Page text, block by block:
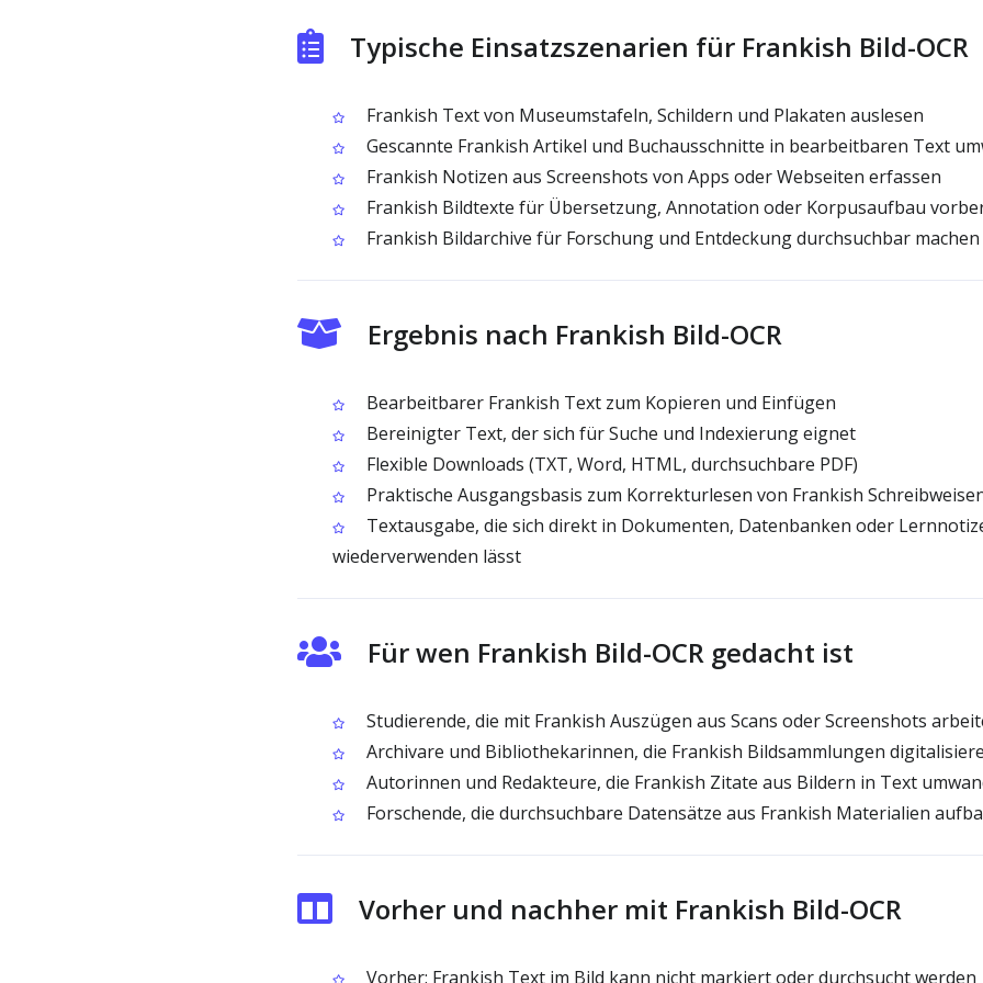
Typische Einsatzszenarien für Frankish Bild-OCR
Frankish Text von Museumstafeln, Schildern und Plakaten auslesen
Gescannte Frankish Artikel und Buchausschnitte in bearbeitbaren Text
Frankish Notizen aus Screenshots von Apps oder Webseiten erfassen
Frankish Bildtexte für Übersetzung, Annotation oder Korpusaufbau
Frankish Bildarchive für Forschung und Entdeckung durchsuchbar machen
Ergebnis nach Frankish Bild-OCR
Bearbeitbarer Frankish Text zum Kopieren und Einfügen
Bereinigter Text, der sich für Suche und Indexierung eignet
Flexible Downloads (TXT, Word, HTML, durchsuchbare PDF)
Praktische Ausgangsbasis zum Korrekturlesen von Frankish
Textausgabe, die sich direkt in Dokumenten, Datenbanken oder
wiederverwenden lässt
Für wen Frankish Bild-OCR gedacht ist
Studierende, die mit Frankish Auszügen aus Scans oder Screenshots
Archivare und Bibliothekarinnen, die Frankish Bildsammlungen
Autorinnen und Redakteure, die Frankish Zitate aus Bildern in Text
Forschende, die durchsuchbare Datensätze aus Frankish Materialien
Vorher und nachher mit Frankish Bild-OCR
Vorher: Frankish Text im Bild kann nicht markiert oder durchsucht werden